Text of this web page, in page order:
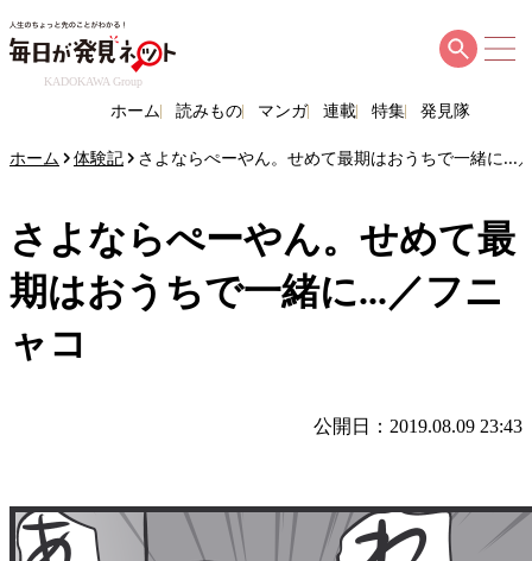
KADOKAWA Group
ホーム 読みもの マンガ 連載 特集 発見隊
ホーム 体験記 さよならぺーやん。せめて最期はおうちで一緒に...
さよならぺーやん。せめて最
期はおうちで一緒に...／フニ
ャコ
公開日：2019.08.09 23:43